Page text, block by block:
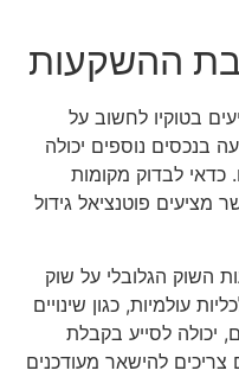
ההשקעות
בטוקיו לחשוב על
נוספים יכולה
כדאי לבדוק מקומות
מציעים פוטנציאל גידול
השוק הגלובלי על שוק
עולמיות, כגון שינויים
יכולה לסייע בקבלת
להישאר מעודכנים